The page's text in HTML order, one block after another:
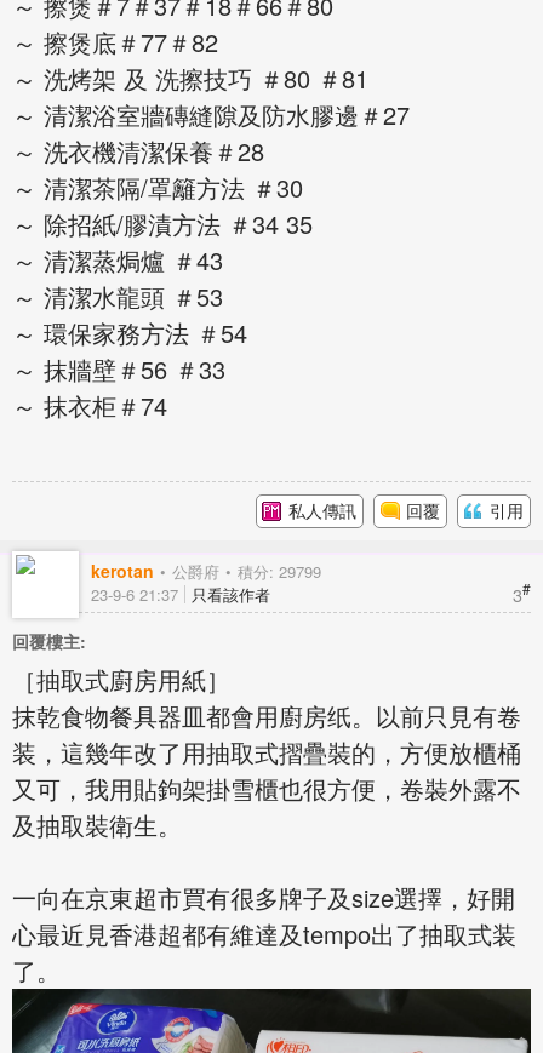
～ 擦煲底＃77＃82
～ 洗烤架 及 洗擦技巧 ＃80 ＃81
～ 清潔浴室牆磚縫隙及防水膠邊＃27
～ 洗衣機清潔保養＃28
～ 清潔茶隔/罩籬方法 ＃30
～ 除招紙/膠漬方法 ＃34 35
～ 清潔蒸焗爐 ＃43
～ 清潔水龍頭 ＃53
～ 環保家務方法 ＃54
～ 抹牆壁＃56 ＃33
～ 抹衣柜＃74
私人傳訊 回覆 引用
kerotan 公爵府 積分: 29799
3#
23-9-6 21:37 只看該作者
回覆樓主:
［抽取式廚房用紙］
抹乾食物餐具器皿都會用廚房纸。以前只見有卷
装，這幾年改了用抽取式摺疊裝的，方便放櫃桶
又可，我用貼鉤架掛雪櫃也很方便，卷裝外露不
及抽取裝衛生。
一向在京東超市買有很多牌子及size選擇，好開
心最近見香港超都有維達及tempo出了抽取式装
了。